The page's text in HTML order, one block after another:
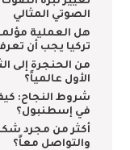
الصوتي المثالي
هل العملية
تركيا يجب أن
من الحنجرة إلى
الأول عالمياً؟
شروط النجاح:
في إسطنبول؟
أكثر من مجرد
والتواصل معاً؟